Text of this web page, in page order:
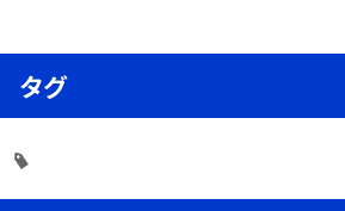
タグ